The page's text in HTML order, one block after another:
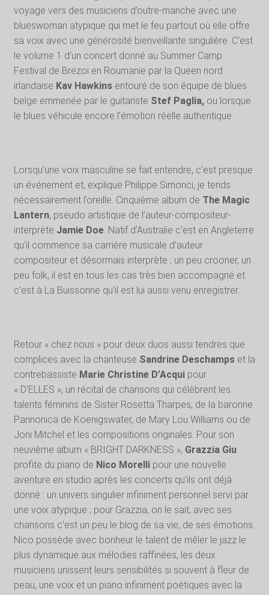
voyage vers des musiciens d’outre-manche avec une
blueswoman atypique qui met le feu partout où elle offre
sa voix avec une générosité bienveillante singulière. C’est
le volume 1 d’un concert donné au Summer Camp
Festival de Brezoi en Roumanie par la Queen nord
irlandaise Kav Hawkins entouré de son équipe de blues
belge emmenée par le guitariste Stef Paglia, ou lorsque
le blues véhicule encore l’émotion réelle authentique.
Lorsqu’une voix masculine se fait entendre, c’est presque
un événement et, explique Philippe Simonci, je tends
nécessairement l’oreille. Cinquième album de The Magic
Lantern, pseudo artistique de l’auteur-compositeur-
interprète Jamie Doe. Natif d’Australie c’est en Angleterre
qu’il commence sa carrière musicale d’auteur
compositeur et désormais interprète ; un peu crooner, un
peu folk, il est en tous les cas très bien accompagné et
c’est à La Buissonne qu’il est lui aussi venu enregistrer…
Retour « chez nous » pour deux duos aussi tendres que
complices avec la chanteuse Sandrine Deschamps et la
contrebassiste Marie Christine D’Acquipour
« D’ELLES », un récital de chansons qui célèbrent les
talents féminins de Sister Rosetta Tharpes, de la baronne
Pannonica de Koenigswater, de Mary Lou Williams ou de
Joni Mitchel et les compositions originales. Pour son
neuvième album « BRIGHT DARKNESS », Grazzia Giu
profite du piano de Nico Morellipour une nouvelle
aventure en studio après les concerts qu’ils ont déjà
donné : un univers singulier infiniment personnel servi par
une voix atypique ; pour Grazzia, on le sait, avec ses
chansons c’est un peu le blog de sa vie, de ses émotions.
Nico possède avec bonheur le talent de mêler le jazz le
plus dynamique aux mélodies raffinées, les deux
musiciens unissent leurs sensibilités si souvent à fleur de
peau, une voix et un piano infiniment poétiques avec la